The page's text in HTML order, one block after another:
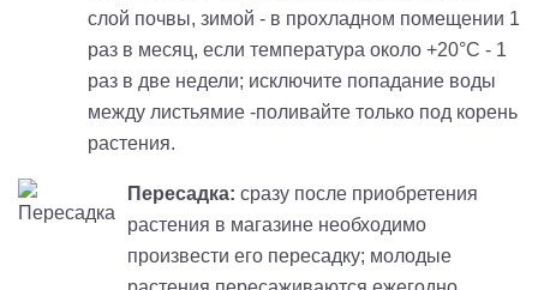
слой почвы, зимой - в прохладном помещении 1
раз в месяц, если температура около +20°C - 1
раз в две недели; исключите попадание воды
между листьямие -поливайте только под корень
растения.
Пересадка: сразу после приобретения
растения в магазине необходимо
произвести его пересадку; молодые